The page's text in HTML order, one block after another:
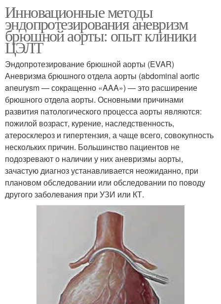
Инновационные методы
эндопротезирования аневризм
брюшной аорты: опыт клиники
ЦЭЛТ
Эндопротезирование брюшной аорты (EVAR)
Аневризма брюшного отдела аорты (abdominal aortic
aneurysm — сокращенно «AAA») — это расширение
брюшного отдела аорты. Основными причинами
развития патологического процесса аорты являются:
пожилой возраст, курение, наследственность,
атеросклероз и гипертензия, а чаще всего, совокупность
нескольких причин. Большинство пациентов не
подозревают о наличии у них аневризмы аорты,
зачастую диагноз устанавливается неожиданно, при
плановом обследовании или обследовании по поводу
другого заболевания при УЗИ или КТ.